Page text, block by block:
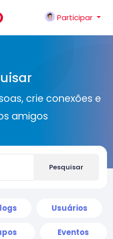
Participar
crie conexões e
amigos
Pesquisar
Usuários
Eventos